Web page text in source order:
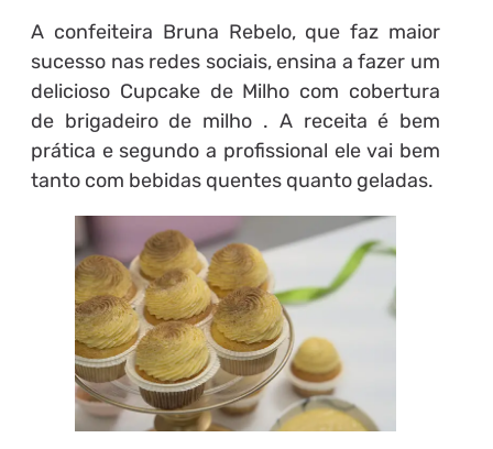
A confeiteira Bruna Rebelo, que faz maior
sucesso nas redes sociais, ensina a fazer um
delicioso Cupcake de Milho com cobertura
de brigadeiro de milho . A receita é bem
prática e segundo a profissional ele vai bem
tanto com bebidas quentes quanto geladas.